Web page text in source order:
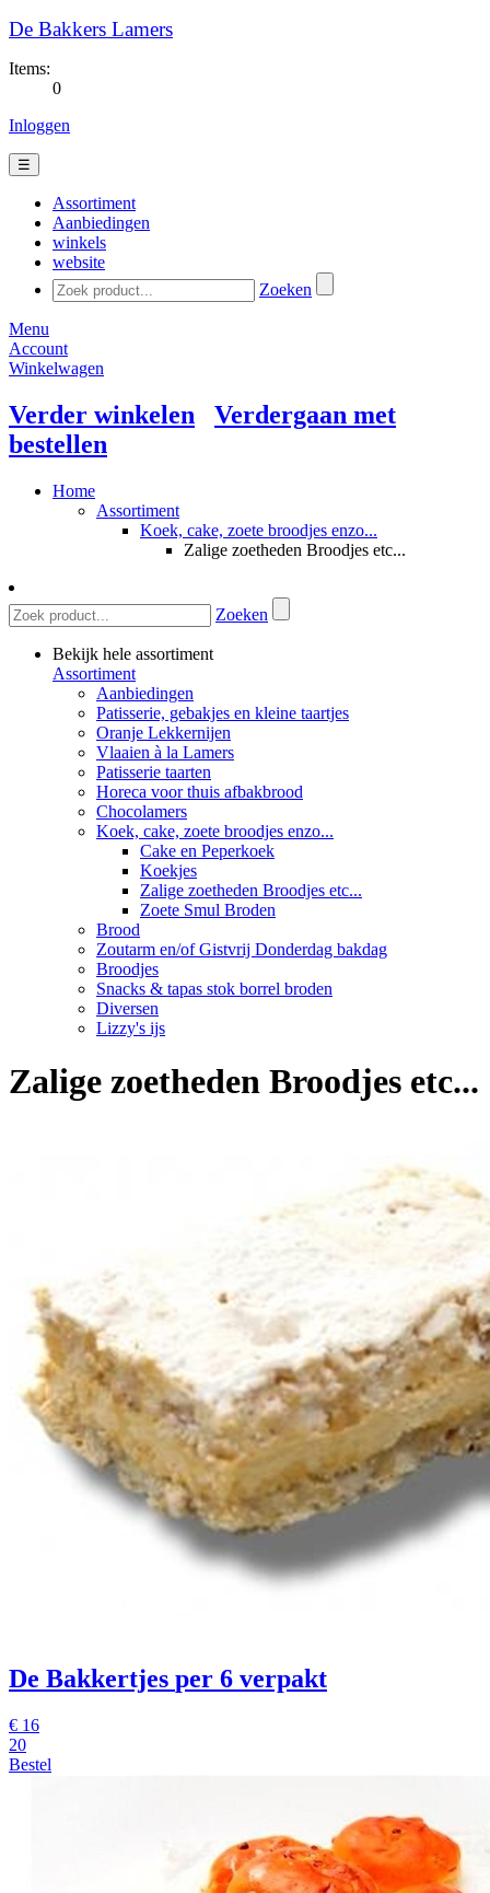
De Bakkers Lamers
Items:
0
Inloggen
☰
Assortiment
Aanbiedingen
winkels
website
Zoeken
Menu
Account
Winkelwagen
Verder winkelen
Verdergaan met
bestellen
Home
Assortiment
Koek, cake, zoete broodjes enzo...
Zalige zoetheden Broodjes etc...
Zoeken
Bekijk hele assortiment
Assortiment
Aanbiedingen
Patisserie, gebakjes en kleine taartjes
Oranje Lekkernijen
Vlaaien à la Lamers
Patisserie taarten
Horeca voor thuis afbakbrood
Chocolamers
Koek, cake, zoete broodjes enzo...
Cake en Peperkoek
Koekjes
Zalige zoetheden Broodjes etc...
Zoete Smul Broden
Brood
Zoutarm en/of Gistvrij Donderdag bakdag
Broodjes
Snacks & tapas stok borrel broden
Diversen
Lizzy's ijs
Zalige zoetheden Broodjes etc...
De Bakkertjes per 6 verpakt
€ 16
20
Bestel